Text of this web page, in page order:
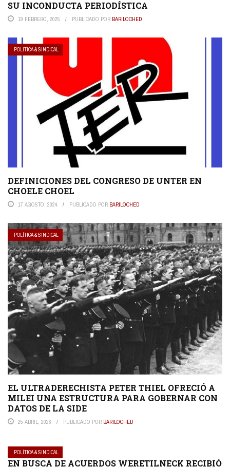
SU INCONDUCTA PERIODÍSTICA
19 FEBRERO, 2025 PUBLICADO POR BARILOCHED
POLÍTICA & SINDICAL
DEFINICIONES DEL CONGRESO DE UNTER EN
CHOELE CHOEL
17 AGOSTO, 2024 PUBLICADO POR BARILOCHED
POLÍTICA & SINDICAL
EL ULTRADERECHISTA PETER THIEL OFRECIÓ A
MILEI UNA ESTRUCTURA PARA GOBERNAR CON
DATOS DE LA SIDE
25 ABRIL, 2026 PUBLICADO POR BARILOCHED
POLÍTICA & SINDICAL
EN BUSCA DE ACUERDOS WERETILNECK RECIBIÓ